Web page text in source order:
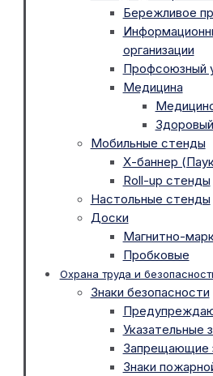
Бережливое
организации
Профсоюзный
Медицина
Мобильные стенды
Х-баннер
Roll-up стенды
Настольные стенды
Доски
Магнитно-
Пробковые
Охрана труда и
Знаки безопасности
Указательные
Запрещающие
Знаки